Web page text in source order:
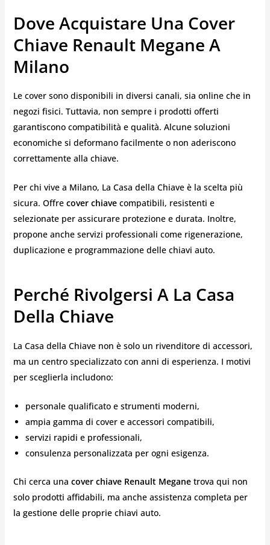
Dove Acquistare Una Cover
Chiave Renault Megane A
Milano
Le cover sono disponibili in diversi canali, sia online che in
negozi fisici. Tuttavia, non sempre i prodotti offerti
garantiscono compatibilità e qualità. Alcune soluzioni
economiche si deformano facilmente o non aderiscono
correttamente alla chiave.
Per chi vive a Milano, La Casa della Chiave è la scelta più
sicura. Offre cover chiavecompatibili, resistenti e
selezionate per assicurare protezione e durata. Inoltre,
propone anche servizi professionali come rigenerazione,
duplicazione e programmazione delle chiavi auto.
Perché Rivolgersi A La Casa
Della Chiave
La Casa della Chiave non è solo un rivenditore di accessori,
ma un centro specializzato con anni di esperienza. I motivi
per sceglierla includono:
personale qualificato e strumenti moderni,
ampia gamma di cover e accessori compatibili,
servizi rapidi e professionali,
consulenza personalizzata per ogni esigenza.
Chi cerca una cover chiave Renault Meganetrova qui non
solo prodotti affidabili, ma anche assistenza completa per
la gestione delle proprie chiavi auto.